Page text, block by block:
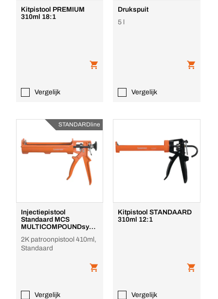
Kitpistool PREMIUM
310ml 18:1
Vergelijk
Drukspuit
5 l
Vergelijk
STANDARDline
Injectiepistool
Standaard MCS
MULTICOMPOUNDsyst
2K patroonpistool 410ml,
Standaard
Vergelijk
Kitpistool STANDAARD
310ml 12:1
Vergelijk